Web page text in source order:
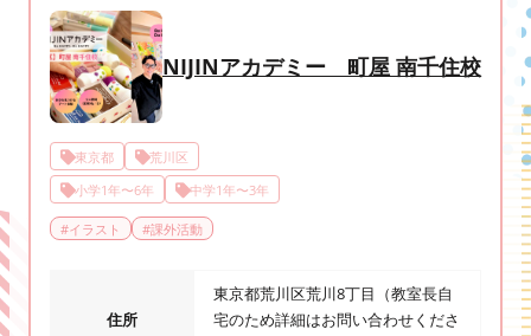
NIJINアカデミー 町屋 南千住校
東京都
荒川区
小学1年〜6年
中学1年〜3年
#イラスト #課外活動
住所
東京都荒川区荒川8丁目（教室長自
宅のため詳細はお問い合わせくださ